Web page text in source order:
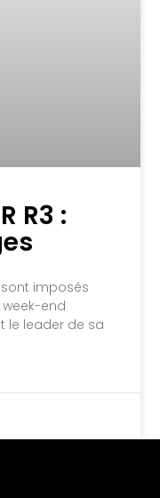
R3 :
sont imposés
end
le leader de sa